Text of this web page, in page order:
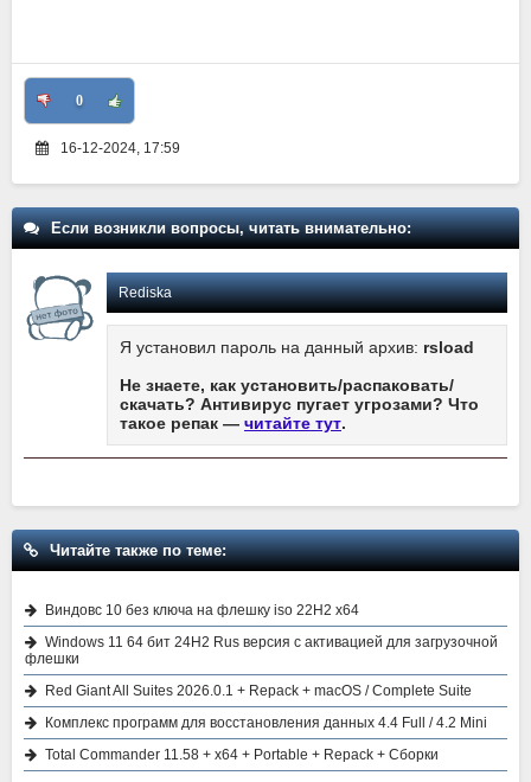
0
16-12-2024, 17:59
Если возникли вопросы, читать внимательно:
Rediska
Я установил пароль на данный архив: rsload
Не знаете, как установить/распаковать/
скачать? Антивирус пугает угрозами? Что
такое репак — читайте тут.
Читайте также по теме:
Виндовс 10 без ключа на флешку iso 22H2 x64
Windows 11 64 бит 24H2 Rus версия с активацией для загрузочной
флешки
Red Giant All Suites 2026.0.1 + Repack + macOS / Complete Suite
Комплекс программ для восстановления данных 4.4 Full / 4.2 Mini
Total Commander 11.58 + x64 + Portable + Repack + Сборки